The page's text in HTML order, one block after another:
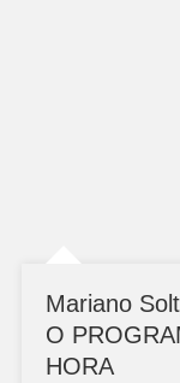
Mariano
O
HORA